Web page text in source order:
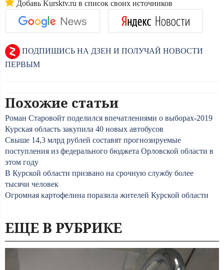
Добавь Kursktv.ru в список своих источников
ПОДПИШИСЬ НА ДЗЕН И ПОЛУЧАЙ НОВОСТИ
ПЕРВЫМ
Похожие статьи
Роман Старовойт поделился впечатлениями о выборах-2019
Курская область закупила 40 новых автобусов
Свыше 14,3 млрд рублей составят прогнозируемые
поступления из федерального бюджета Орловской области в
этом году
В Курской области призвано на срочную службу более
тысячи человек
Огромная картофелина поразила жителей Курской области
ЕЩЕ В РУБРИКЕ